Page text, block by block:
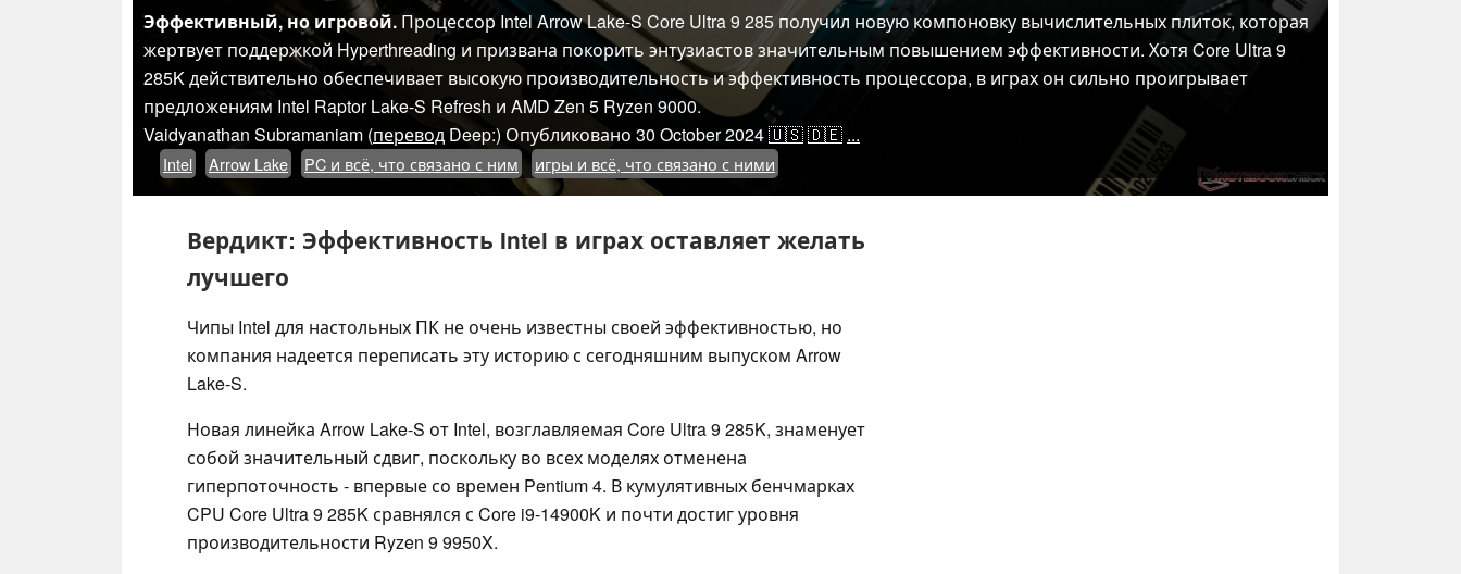
Эффективный, но игровой. Процессор Intel Arrow Lake-S Core Ultra 9 285 получил новую компоновку вычислительных плиток, которая
жертвует поддержкой Hyperthreading и призвана покорить энтузиастов значительным повышением эффективности. Хотя Core Ultra 9
285K действительно обеспечивает высокую производительность и эффективность процессора, в играх он сильно проигрывает
предложениям Intel Raptor Lake-S Refresh и AMD Zen 5 Ryzen 9000.
Vaidyanathan Subramaniam (перевод Deep:) Опубликовано 30 October 2024🇺🇸🇩🇪 ...
Intel Arrow Lake PC и всё, что связано с ним игры и всё, что связано с ними
Вердикт: Эффективность Intel в играх оставляет желать
лучшего
Чипы Intel для настольных ПК не очень известны своей эффективностью, но
компания надеется переписать эту историю с сегодняшним выпуском Arrow
Lake-S.
Новая линейка Arrow Lake-S от Intel, возглавляемая Core Ultra 9 285K, знаменует
собой значительный сдвиг, поскольку во всех моделях отменена
гиперпоточность - впервые со времен Pentium 4. В кумулятивных бенчмарках
CPU Core Ultra 9 285K сравнялся с Core i9-14900K и почти достиг уровня
производительности Ryzen 9 9950X.